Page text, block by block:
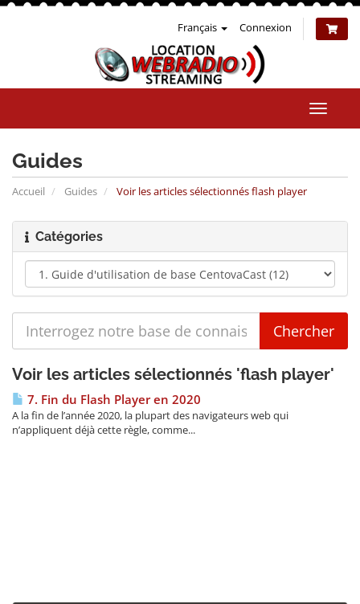
Français Connexion
la
Guides
Accueil Guides Voir les articles sélectionnés flash player
Catégories
Voir les articles sélectionnés 'flash player'
7. Fin du Flash Player en 2020
A la fin de l’année 2020, la plupart des navigateurs web qui
n’appliquent déjà cette règle, comme...